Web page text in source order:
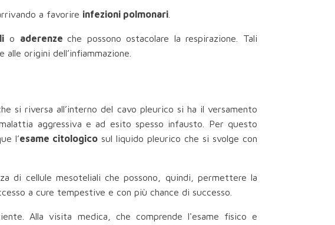
a favorire infezioni polmonari
o aderenzeche possono ostacolare la respirazione. Tali
origini dell’infiammazione.
si riversa all’interno del cavo pleurico si ha il versamento
aggressiva e ad esito spesso infausto. Per questo
l’esame citologico sul liquido pleurico che si svolge con
di cellule mesoteliali che possono, quindi, permettere la
a cure tempestive e con più chance di successo.
Alla visita medica, che comprende l'esame fisico e